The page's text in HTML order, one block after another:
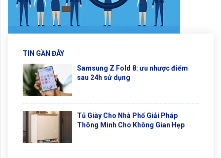
TIN GẦN ĐÂY
Samsung Z Fold 8: ưu nhược điểm
sau 24h sử dụng
Tủ Giày Cho Nhà Phố Giải Pháp
Thông Minh Cho Không Gian Hẹp